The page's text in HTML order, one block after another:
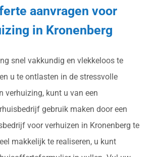
aanvragen voor
in Kronenberg
snel vakkundig en vlekkeloos te
u te ontlasten in de stressvolle
verhuizing, kunt u van een
gebruik maken door een
voor verhuizen in Kronenberg te
makkelijk te realiseren, u kunt